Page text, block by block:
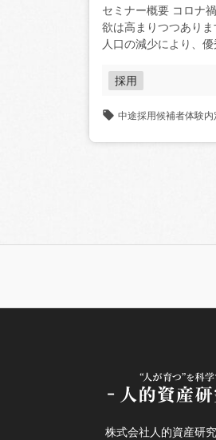
セミナー概要 コロナ禍の収束に伴い、企業の採用意
欲は高まりつつあり
人口の減少により、
採用
中途採用候補者体験内
株式会社人的資産研